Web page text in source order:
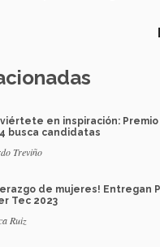
en inspiración:
busca candidatas
Treviño
de mujeres! Entregan
Tec 2023
Ruiz